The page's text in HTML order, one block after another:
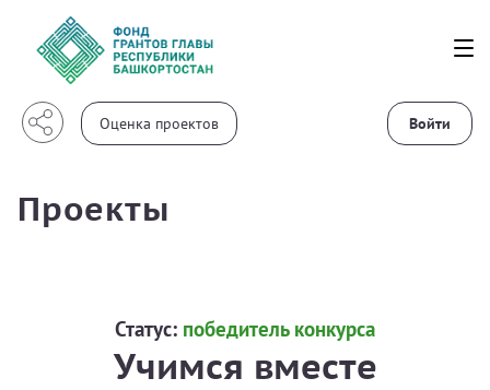
Войти
Проекты
Статус: победитель конкурса
Учимся вместе